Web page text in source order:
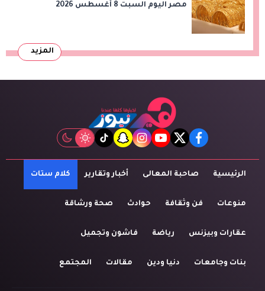
مصر اليوم السبت 8 أغسطس 2026
المزيد
facebook
twitter
youtube
instagram
snapchat
tiktok
الرئيسية صاحبة المعالى أخبار وتقارير كلام ستات
منوعات فن وثقافة حوادث صحة ورشاقة
عقارات وبيزنس رياضة فاشون وتجميل
بنات وجامعات دنيا ودين مقالات المجتمع